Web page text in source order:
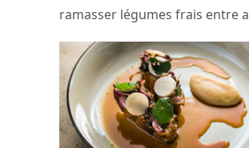
ramasser légumes frais entre